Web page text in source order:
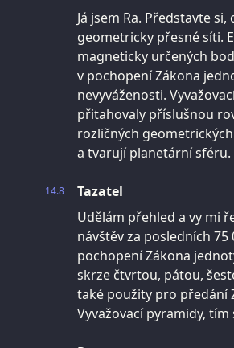
Já jsem Ra. Představte
geometricky přesné síti.
magneticky určených
v pochopení Zákona
nevyváženosti.
přitahovaly příslušnou
rozličných
a tvarují planetární sféru.
14.8
Tazatel
Udělám přehled a vy mi
návštěv za posledních
pochopení Zákona
skrze čtvrtou, pátou,
také použity pro předání
Vyvažovací pyramidy,